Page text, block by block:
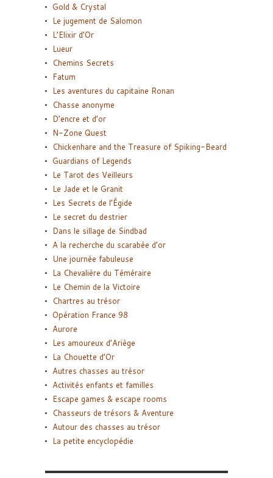
Gold & Crystal
Le jugement de Salomon
L’Elixir d’Or
Lueur
Chemins Secrets
Fatum
Les aventures du capitaine Ronan
Chasse anonyme
D’encre et d’or
N-Zone Quest
Chickenhare and the Treasure of Spiking-Beard
Guardians of Legends
Le Tarot des Veilleurs
Le Jade et le Granit
Les Secrets de l’Égide
Le secret du destrier
Dans le sillage de Sindbad
A la recherche du scarabée d’or
Une journée fabuleuse
La Chevalière du Téméraire
Le Chemin de la Victoire
Chartres au trésor
Opération France 98
Aurore
Les amoureux d’Ariège
La Chouette d’Or
Autres chasses au trésor
Activités enfants et familles
Escape games & escape rooms
Chasseurs de trésors & Aventure
Autour des chasses au trésor
La petite encyclopédie